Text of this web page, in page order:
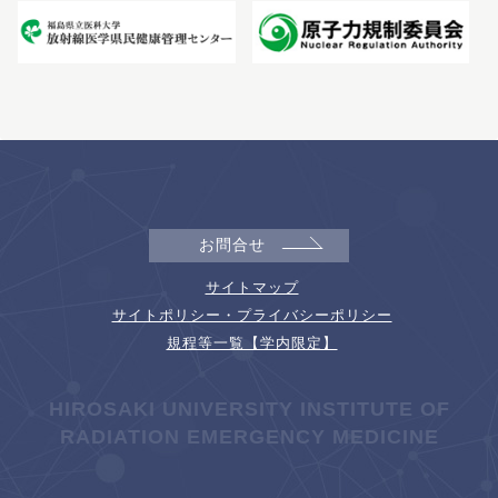
お問合せ
サイトマップ
サイトポリシー・プライバシーポリシー
規程等一覧【学内限定】
HIROSAKI UNIVERSITY INSTITUTE OF
RADIATION EMERGENCY MEDICINE